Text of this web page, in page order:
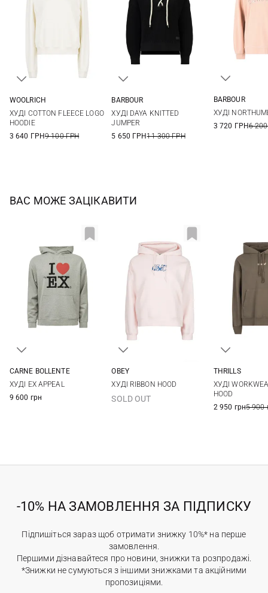
L
WOOLRICH
ХУДІ COTTON FLEECE LOGO
HOODIE
3 640 ГРН9 100 ГРН
BARBOUR
ХУДІ DAYA KNITTED
JUMPER
5 650 ГРН11 300 ГРН
18
BARBOUR
ХУДІ
3 720 ГРН6
ВАС МОЖЕ ЗАЦІКАВИТИ
CARNE BOLLENTE
ХУДІ EX APPEAL
9 600 грн
OBEY
ХУДІ RIBBON HOOD
SOLD OUT
THRILLS
ХУДІ
HOOD
2 950 грн5 900
-10% НА ЗАМОВЛЕННЯ ЗА ПІДПИСКУ
Підпишіться зараз щоб отримати знижку 10%* на перше
замовлення.
Першими дізнавайтеся про новини, знижки та розпродажі.
*Знижки не сумуються з іншими знижками та акційними
пропозиціями.